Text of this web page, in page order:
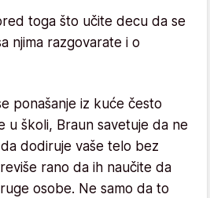
toga što učite decu da se
njima razgovarate i o
ponašanje iz kuće često
u školi, Braun savetuje da ne
dodiruje vaše telo bez
rano da ih naučite da
osobe. Ne samo da to